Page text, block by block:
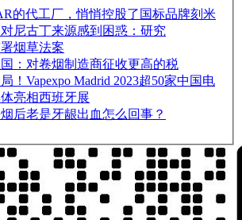
的代工厂，悄悄控股了国标品牌刻米
尼古丁来源感到困惑：研究
烟草法案
：对卷烟制造商征收更高的税
！Vapexpo Madrid 2023超50家中国电
亮相西班牙展
后老是牙龈出血怎么回事？